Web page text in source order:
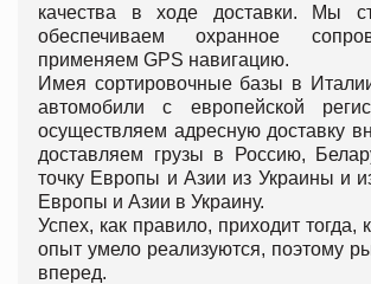
качества в ходе доставки. Мы
обеспечиваем охранное
применяем GPS навигацию.
Имея сортировочные базы в
автомобили с европейской
осуществляем адресную доставку
доставляем грузы в Россию,
точку Европы и Азии из Украины и
Европы и Азии в Украину.
Успех, как правило, приходит тогда,
опыт умело реализуются, поэтому
вперед.